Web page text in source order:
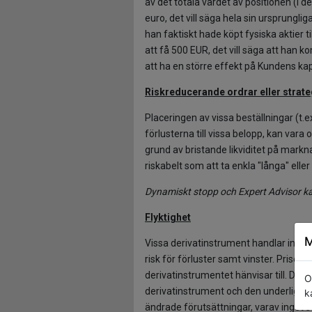
euro, det vill säga hela sin
han faktiskt hade köpt fysiska aktier
att få 500 EUR, det vill säga att han
att ha en större effekt på Kundens
Riskreducerande ordrar eller
Placeringen av vissa beställningar
förlusterna till vissa belopp, kan vara
grund av bristande likviditet på
riskabelt som att ta enkla "långa"
Dynamiskt stopp och Expert Advisor
Flyktighet
Vissa derivatinstrument handlar
risk för förluster samt vinster. Priset
derivatinstrumentet hänvisar till.
derivatinstrument och den
ändrade förutsättningar, varav inget